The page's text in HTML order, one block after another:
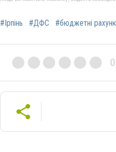
#Ірпінь #ДФС #бюджетні